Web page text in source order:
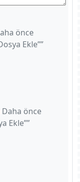
önce
Ekle””
Daha önce
Ekle””